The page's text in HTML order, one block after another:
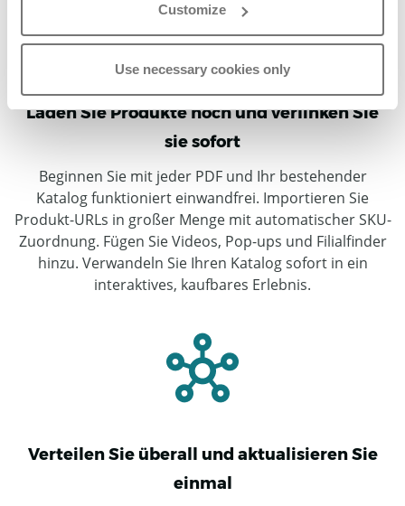
Customize
Use necessary cookies only
Laden Sie Produkte hoch und verlinken Sie
sie sofort
Beginnen Sie mit jeder PDF und Ihr bestehender
Katalog funktioniert einwandfrei. Importieren Sie
Produkt-URLs in großer Menge mit automatischer SKU-
Zuordnung. Fügen Sie Videos, Pop-ups und Filialfinder
hinzu. Verwandeln Sie Ihren Katalog sofort in ein
interaktives, kaufbares Erlebnis.
Verteilen Sie überall und aktualisieren Sie
einmal